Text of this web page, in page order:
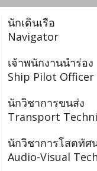
นักเดินเรือ
Navigator
เจ้าพนักงานนำร่อง
Ship Pilot Officer
นักวิชาการขนส่ง
Transport
นักวิชาการโสตทัศ
Audio-Visual